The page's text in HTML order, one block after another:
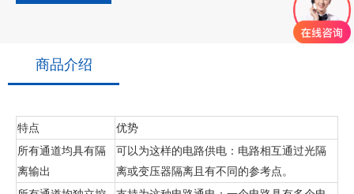
商品介绍
特点
优势
所有通道均具有隔
离输出
可以为这样的电路供电：电路相互通过光隔
离或变压器隔离且有不同的参考点。